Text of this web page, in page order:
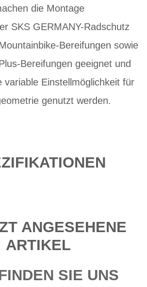
die Montage
SKS GERMANY-Radschutz
Bereifungen sowie
Bereifungen geeignet und
variable Einstellmöglichkeit für
genutzt werden.
ANGESEHENE
ARTIKEL
SIE UNS